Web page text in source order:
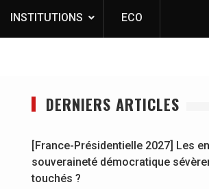
INSTITUTIONS ECO
DERNIERS ARTICLES
[France-Présidentielle 2027] Les
souveraineté démocratique
touchés ?